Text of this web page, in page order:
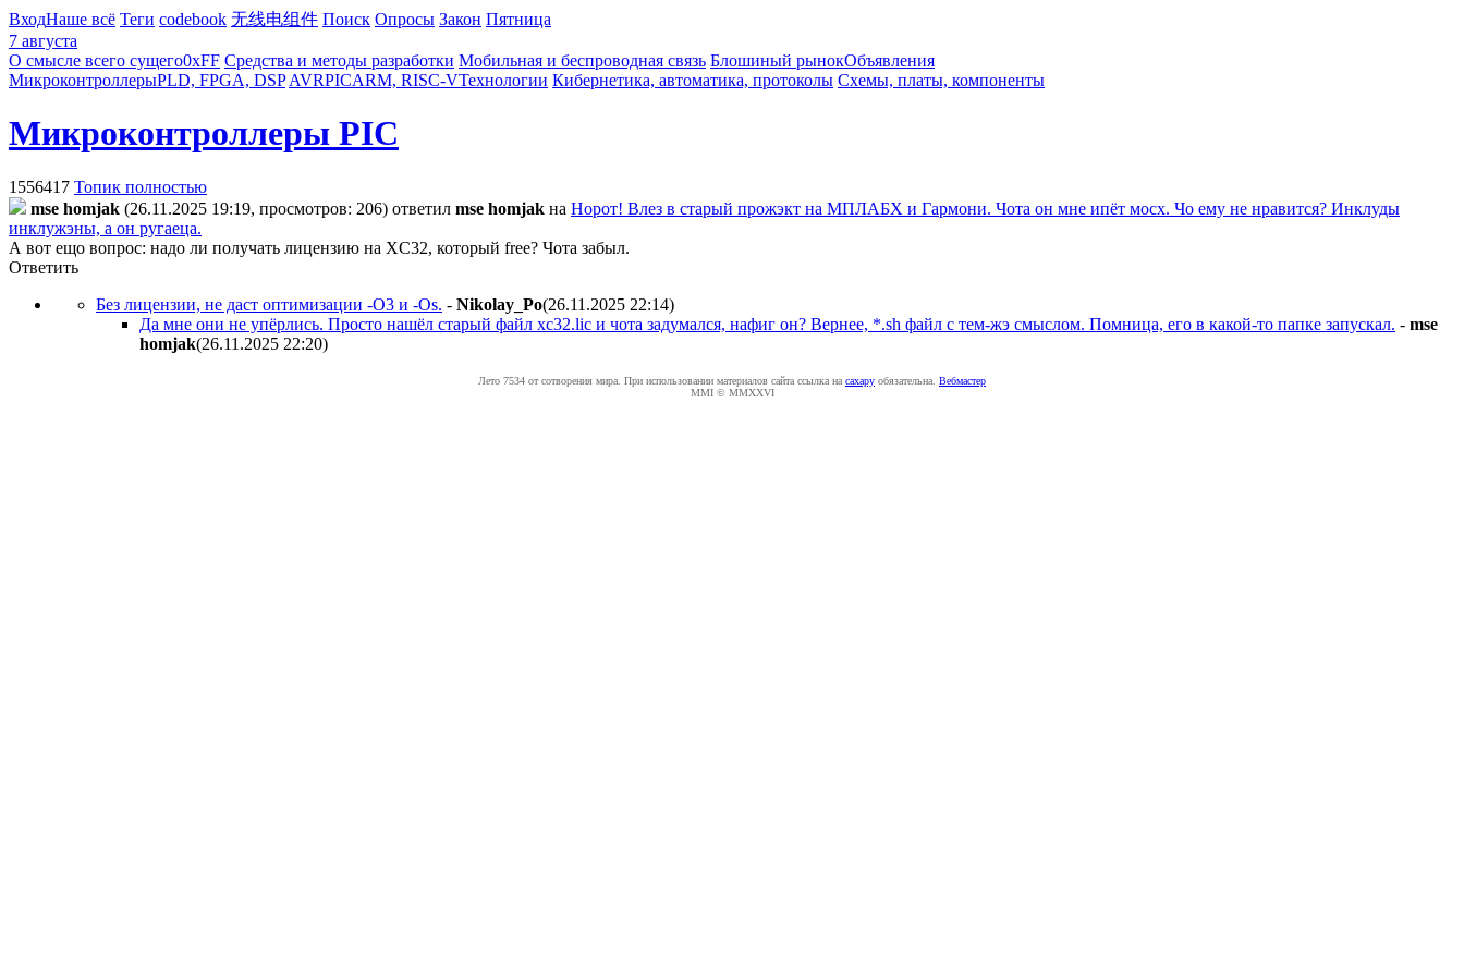
ВходНаше всё Теги codebook 无线电组件 Поиск Опросы Закон Пятница
7 августа
О смысле всего сущего0xFF Средства и методы разработки Мобильная и беспроводная связь Блошиный рынокОбъявления
МикроконтроллерыPLD, FPGA, DSP AVRPICARM, RISC-VТехнологии Кибернетика, автоматика, протоколы Схемы, платы, компоненты
Микроконтроллеры PIC
1556417 Топик полностью
mse homjak (26.11.2025 19:19, просмотров: 206) ответил mse homjak на Норот! Влез в старый прожэкт на МПЛАБХ и Гармони. Чота он мне ипёт мосх. Чо ему не нравится? Инклуды
инклужэны, а он ругаеца.
А вот ещо вопрос: надо ли получать лицензию на XC32, который free? Чота забыл.
Ответить
Без лицензии, не даст оптимизации -O3 и -Os. - Nikolay_Po(26.11.2025 22:14)
Да мне они не упёрлись. Просто нашёл старый файл xc32.lic и чота задумался, нафиг он? Вернее, *.sh файл с тем-жэ смыслом. Помница, его в какой-то папке запускал. - mse
homjak(26.11.2025 22:20)
Лето 7534 от сотворения мира. При использовании материалов сайта ссылка на caxapу обязательна. Вебмастер
MMI © MMXXVI